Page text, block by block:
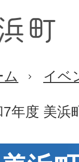
ム イベ
7年度 美浜